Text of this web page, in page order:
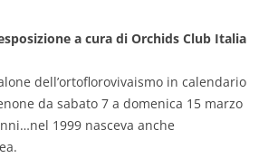
a cura di Orchids Club Italia
dell’ortoflorovivaismo in calendario
da sabato 7 a domenica 15 marzo
1999 nasceva anche